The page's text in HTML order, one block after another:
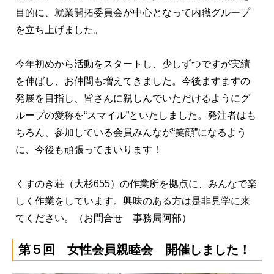
目的に、就業開拓委員会が中心となって内職グループ
を立ち上げました。
今年初めから活動をスタートし、少しずつですが実績
を伸ばし、お仲間も増えてきました。今後ますますの
発展を目指し、皆さんに親しんでいただけるようにグ
ループの愛称を“スマイル”といたしました。発注者はも
ちろん、参加している会員みんなが“笑顔”になるよう
に、今後も頑張ってまいります！
くすのき荘（大杉655）の作業所を拠点に、みんなで楽
しく作業をしています。興味のある方は是非見学に来
てください。（お問合せ 事務局阿部）
第５回 女性会員親睦会 開催しました！